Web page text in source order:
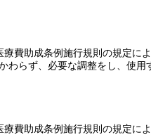
費助成条例施行規則の規定
らず、必要な調整をし、使用
費助成条例施行規則の規定